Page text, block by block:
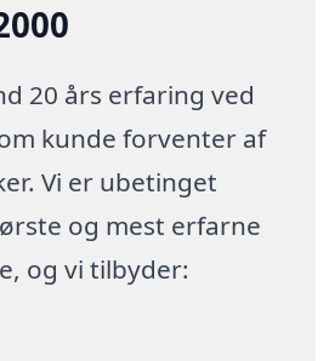
20 års erfaring ved
kunde forventer af
Vi er ubetinget
og mest erfarne
og vi tilbyder: